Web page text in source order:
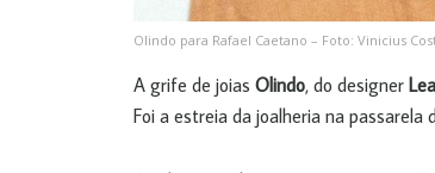
Olindo para Rafael Caetano – Foto: Vinicius
A grife de joias Olindo, do designer
Foi a estreia da joalheria na passarela